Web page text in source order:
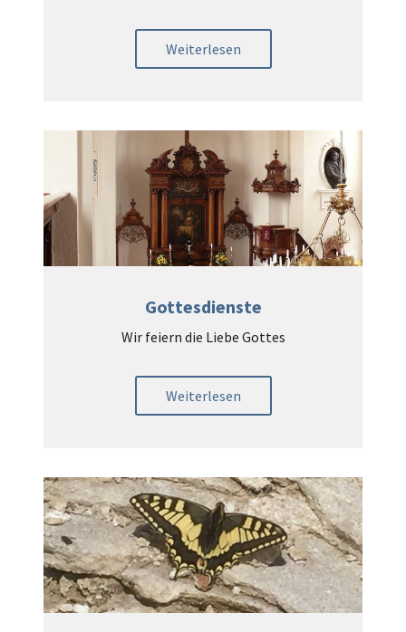
Weiterlesen
Gottesdienste
Wir feiern die Liebe Gottes
Weiterlesen